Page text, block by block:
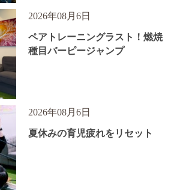
2026年08月6日
ペアトレーニングラスト！燃焼
種目バーピージャンプ
2026年08月6日
夏休みの育児疲れをリセット